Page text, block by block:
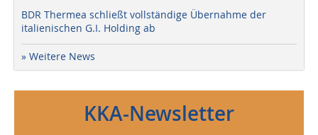
BDR Thermea schließt vollständige Übernahme der
italienischen G.I. Holding ab
» Weitere News
KKA-Newsletter